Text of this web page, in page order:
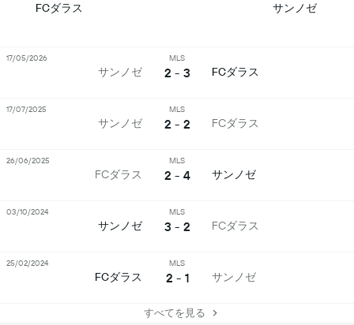
FCダラス サンノゼ
サンノゼ
MLS
2 - 3 FCダラス
17/05/2026
サンノゼ
MLS
2 - 2 FCダラス
17/07/2025
FCダラス
MLS
2 - 4 サンノゼ
26/06/2025
サンノゼ
MLS
3 - 2 FCダラス
03/10/2024
FCダラス
MLS
2 - 1 サンノゼ
25/02/2024
すべてを見る